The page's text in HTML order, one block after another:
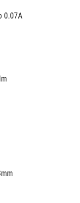
0.07A